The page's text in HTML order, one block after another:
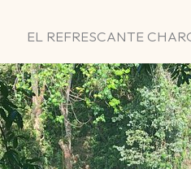
EL REFRESCANTE